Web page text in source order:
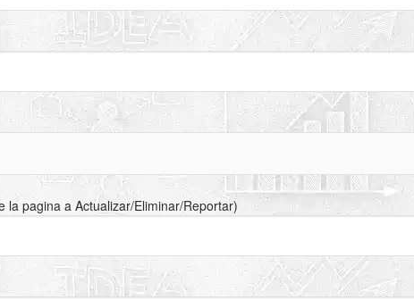
la pagina a Actualizar/Eliminar/Reportar)